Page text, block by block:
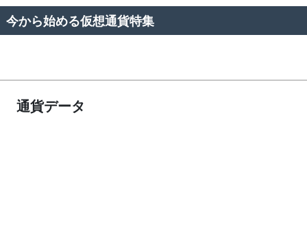
今から始める仮想通貨特集
通貨データ